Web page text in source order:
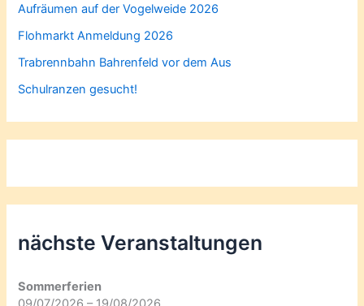
Aufräumen auf der Vogelweide 2026
Flohmarkt Anmeldung 2026
Trabrennbahn Bahrenfeld vor dem Aus
Schulranzen gesucht!
nächste Veranstaltungen
Sommerferien